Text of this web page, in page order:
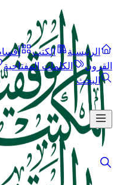
الرئيسية الكتب
القرون
الكلمات المفتاحية
البحث